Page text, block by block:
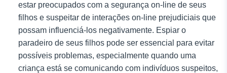
estar preocupados com a segurança on-line de seus
filhos e suspeitar de interações on-line prejudiciais que
possam influenciá-los negativamente. Espiar o
paradeiro de seus filhos pode ser essencial para evitar
possíveis problemas, especialmente quando uma
criança está se comunicando com indivíduos suspeitos,